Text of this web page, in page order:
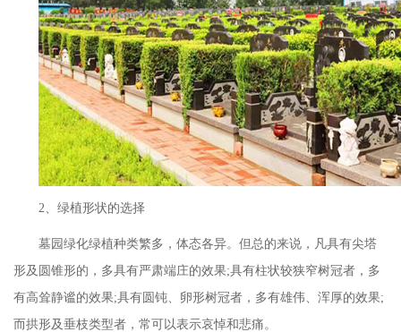
2、绿植形状的选择
墓园绿化绿植种类繁多，体态各异。但总的来说，凡具有尖塔
形及圆锥形的，多具有严肃端庄的效果;具有柱状较狭窄树冠者，多
有高耸静谧的效果;具有圆钝、卵形树冠者，多有雄伟、浑厚的效果;
而拱形及垂枝类型者，常可以表示哀悼和悲痛。